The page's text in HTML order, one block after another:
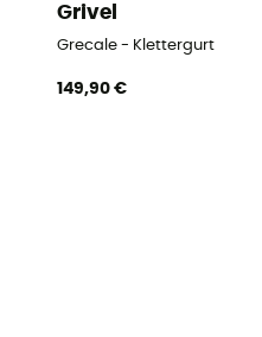
Grivel
Grecale - Klettergurt
149,90 €